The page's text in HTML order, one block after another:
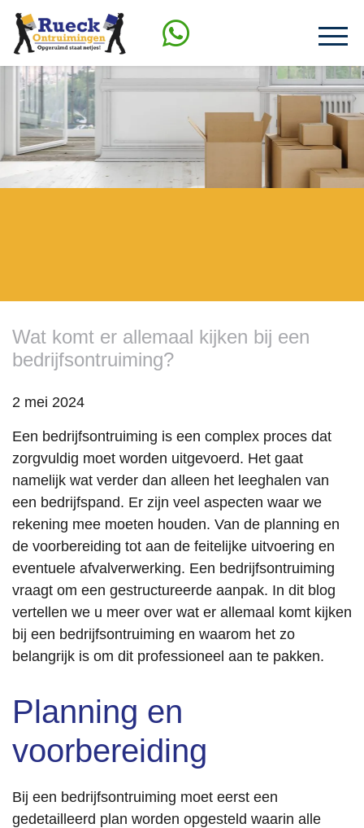
Wat komt er allemaal kijken bij een
bedrijfsontruiming?
2 mei 2024
Een bedrijfsontruiming is een complex proces dat
zorgvuldig moet worden uitgevoerd. Het gaat
namelijk wat verder dan alleen het leeghalen van
een bedrijfspand. Er zijn veel aspecten waar we
rekening mee moeten houden. Van de planning en
de voorbereiding tot aan de feitelijke uitvoering en
eventuele afvalverwerking. Een bedrijfsontruiming
vraagt om een gestructureerde aanpak. In dit blog
vertellen we u meer over wat er allemaal komt kijken
bij een bedrijfsontruiming en waarom het zo
belangrijk is om dit professioneel aan te pakken.
Planning en
voorbereiding
Bij een bedrijfsontruiming moet eerst een
gedetailleerd plan worden opgesteld waarin alle